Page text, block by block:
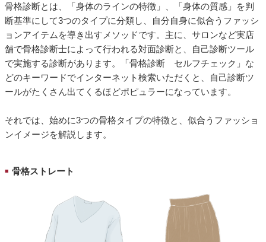
骨格診断とは、「身体のラインの特徴」、「身体の質感」を判
断基準にして3つのタイプに分類し、自分自身に似合うファッシ
ョンアイテムを導き出すメソッドです。主に、サロンなど実店
舗で骨格診断士によって行われる対面診断と、自己診断ツール
で実施する診断があります。「骨格診断 セルフチェック」な
どのキーワードでインターネット検索いただくと、自己診断ツ
ールがたくさん出てくるほどポピュラーになっています。
それでは、始めに3つの骨格タイプの特徴と、似合うファッショ
ンイメージを解説します。
■ 骨格ストレート